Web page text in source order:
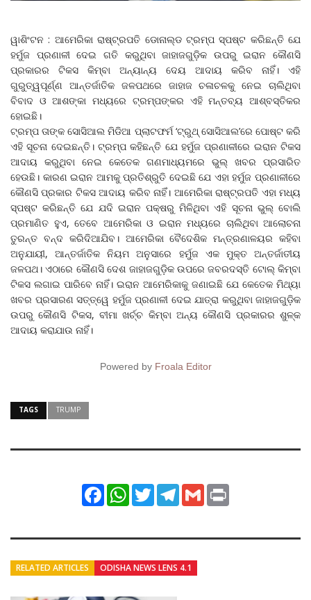
ୱାଶିଂଟନ : ଆମେରିକା ରାଷ୍ଟ୍ରପତି ଡୋନାଲ୍ଡ ଟ୍ରମ୍ପ ସ୍ପଷ୍ଟ କରିଛନ୍ତି ଯେ
ହର୍ମୁଜ ପ୍ରଣାଳୀ ଦେଇ ଗତି କରୁଥିବା ଜାହାଜଗୁଡ଼ିକ ଉପରୁ ଇରାନ କୌଣସି
ପ୍ରକାରର ଟିକସ କିମ୍ବା ଅନ୍ୟାନ୍ୟ ଦେୟ ଆଦାୟ କରିବ ନାହିଁ। ଏହି
ଗୁରୁତ୍ୱପୂର୍ଣ୍ଣ ଆନ୍ତର୍ଜାତିକ ଜଳପଥରେ ଜାହାଜ ଚଳାଚଳକୁ ନେଇ ଚାଲିଥିବା
ବିବାଦ ଓ ଆଶଙ୍କା ମଧ୍ୟରେ ଟ୍ରମ୍ପଙ୍କର ଏହି ମନ୍ତବ୍ୟ ଆଶ୍ବସ୍ତିକର
ହୋଇଛି।
ଟ୍ରମ୍ପ ତାଙ୍କ ସୋସିଆଲ ମିଡିଆ ପ୍ଲାଟଫର୍ମ ‘ଟ୍ରୁଥ୍ ସୋସିଆଲ’ରେ ପୋଷ୍ଟ କରି
ଏହି ସୂଚନା ଦେଇଛନ୍ତି। ଟ୍ରମ୍ପ କହିଛନ୍ତି ଯେ ହର୍ମୁଜ ପ୍ରଣାଳୀରେ ଇରାନ ଟିକସ
ଆଦାୟ କରୁଥିବା ନେଇ କେତେକ ଗଣମାଧ୍ୟମରେ ଭୁଲ୍‌ ଖବର ପ୍ରସାରିତ
ହେଉଛି। କାରଣ ଇରାନ ଆମକୁ ପ୍ରତିଶ୍ରୁତି ଦେଇଛି ଯେ ଏହା ହର୍ମୁଜ ପ୍ରଣାଳୀରେ
କୌଣସି ପ୍ରକାର ଟିକସ ଆଦାୟ କରିବ ନାହିଁ। ଆମେରିକା ରାଷ୍ଟ୍ରପତି ଏହା ମଧ୍ୟ
ସ୍ପଷ୍ଟ କରିଛନ୍ତି ଯେ ଯଦି ଇରାନ ପକ୍ଷରୁ ମିଳିଥିବା ଏହି ସୂଚନା ଭୁଲ୍ ବୋଲି
ପ୍ରମାଣିତ ହୁଏ, ତେବେ ଆମେରିକା ଓ ଇରାନ ମଧ୍ୟରେ ଚାଲିଥିବା ଆଲୋଚନା
ତୁରନ୍ତ ବନ୍ଦ କରିଦିଆଯିବ। ଆମେରିକା ବୈଦେଶିକ ମନ୍ତ୍ରଣାଳୟର କହିବା
ଅନୁଯାୟୀ, ଆନ୍ତର୍ଜାତିକ ନିୟମ ଅନୁସାରେ ହର୍ମୁଜ ଏକ ମୁକ୍ତ ଅନ୍ତର୍ଜାତୀୟ
ଜଳପଥ। ଏଠାରେ କୌଣସି ଦେଶ ଜାହାଜଗୁଡ଼ିକ ଉପରେ ଜବରଦସ୍ତି ଟୋଲ୍ କିମ୍ବା
ଟିକସ ଲଗାଇ ପାରିବେ ନାହିଁ। ଇରାନ ଆମେରିକାକୁ ଜଣାଇଛି ଯେ କେତେକ ମିଥ୍ୟା
ଖବର ପ୍ରସାରଣ ସତ୍ତ୍ୱେ ହର୍ମୁଜ ପ୍ରଣାଳୀ ଦେଇ ଯାତ୍ରା କରୁଥିବା ଜାହାଜଗୁଡ଼ିକ
ଉପରୁ କୌଣସି ଟିକସ, ବୀମା ଖର୍ଚ୍ଚ କିମ୍ବା ଅନ୍ୟ କୌଣସି ପ୍ରକାରର ଶୁଳ୍କ
ଆଦାୟ କରାଯାଉ ନାହିଁ।
Powered by Froala Editor
TAGS TRUMP
FacebookWhatsApp
TwitterTelegram
Gmail
RELATED ARTICLES ODISHA NEWS LENS 4.1